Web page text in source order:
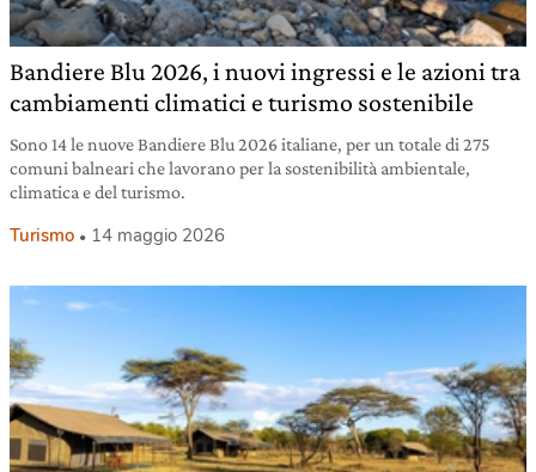
Bandiere Blu 2026, i nuovi ingressi e le azioni tra
cambiamenti climatici e turismo sostenibile
Sono 14 le nuove Bandiere Blu 2026 italiane, per un totale di 275
comuni balneari che lavorano per la sostenibilità ambientale,
climatica e del turismo.
Turismo 14 maggio 2026